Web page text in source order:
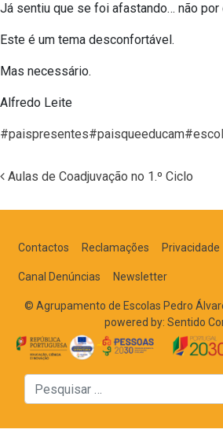
Já sentiu que se foi afastando… não
Este é um tema desconfortável.
Mas necessário.
Alfredo Leite
#paispresentes#paisqueeducam
Aulas de Coadjuvação no 1.º Ciclo
Contactos Reclamações Privacidade
Canal Denúncias Newsletter
© Agrupamento de Escolas Pedro
powered by: Sentido